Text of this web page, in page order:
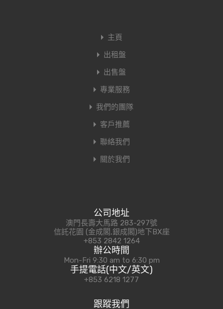
主頁
出租盤
出售盤
專業服務
我們的團隊
客戶推薦
聯絡我們
關於我們
公司地址
澳門長壽大馬路 283-297號
信託花園 (金成閣,銀成閣)地下BX座
+853 2842 1264
辦公時間
Mon-Fri 9:30 am to 6:30 pm
手提電話(中文/英文)
+853 6218 1277
跟蹤我們